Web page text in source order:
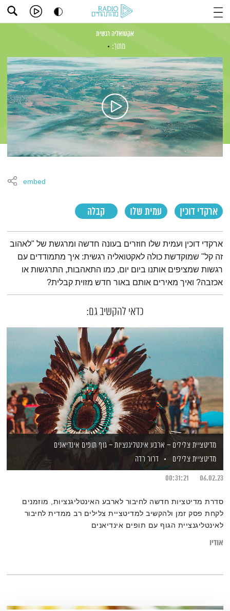
אקטואליה רגשית
מתוך:
ארקדי דוכין עמית שלו קבלה
embed
תמצית הפודקאסט
ארקדי דוכין ועמית שלו חוזרים בעונה חדשה ומרגשת של "לאהוב
זה קל" שמוקדשת כולה לאקטואליה רגשית: איך מתמודדים עם
רגשות שמציפים אותנו ביום יום, כמו התאהבות, התרגשות או
אכזבה? ואיך מאירים אותם באור חדש מזוית קבלית?
כדאי להקשיב גם:
מדיטציית צלילים – ארבע אינטליגנציות – גוף תופים אינדיאנים
מדיטציית צלילים
דרור רדה
06.02.23
00:31:21
סדרת מדיטציות חדשה לחיבור לארבע האינטליגנציות, מוזמנים
לקחת פסק זמן ולהקשיב למדיטציית צלילים רב ממדית לחיבור
לאינטליגנציית הגוף עם תופים אינדיאנים
אודיו